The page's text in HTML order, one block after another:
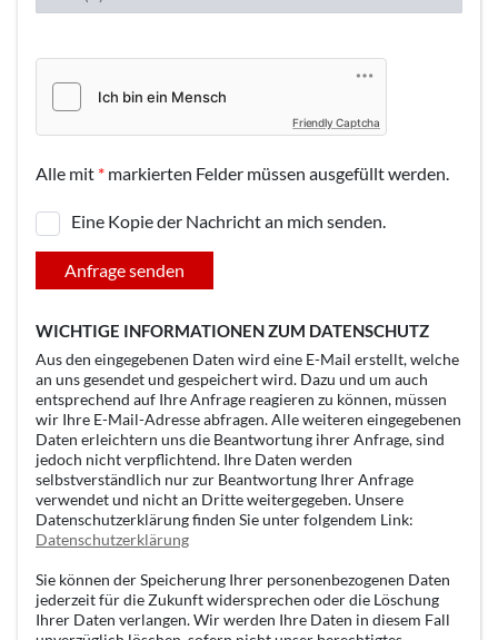
Friendly Captcha
Alle mit * markierten Felder müssen ausgefüllt werden.
Eine Kopie der Nachricht an mich senden.
Anfrage senden
WICHTIGE INFORMATIONEN ZUM DATENSCHUTZ
Aus den eingegebenen Daten wird eine E-Mail erstellt, welche
an uns gesendet und gespeichert wird. Dazu und um auch
entsprechend auf Ihre Anfrage reagieren zu können, müssen
wir Ihre E-Mail-Adresse abfragen. Alle weiteren eingegebenen
Daten erleichtern uns die Beantwortung ihrer Anfrage, sind
jedoch nicht verpflichtend. Ihre Daten werden
selbstverständlich nur zur Beantwortung Ihrer Anfrage
verwendet und nicht an Dritte weitergegeben. Unsere
Datenschutzerklärung finden Sie unter folgendem Link:
Datenschutzerklärung
Sie können der Speicherung Ihrer personenbezogenen Daten
jederzeit für die Zukunft widersprechen oder die Löschung
Ihrer Daten verlangen. Wir werden Ihre Daten in diesem Fall